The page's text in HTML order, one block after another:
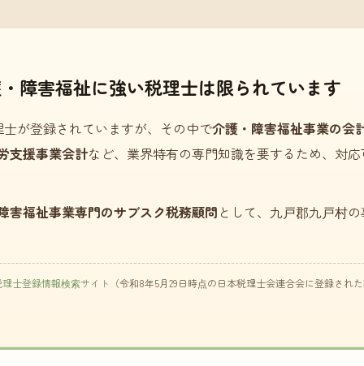
障害福祉に強い税理士は限られています
が登録されていますが、その中で介護・障害福祉事業の会
支援事業会計など、業界特有の専門知識を要するため、対
害福祉事業専門のサブスク税務顧問 として、九戸郡九戸村
士登録情報検索サイト （令和8年5月29日時点の日本税理士会連合会に登録され